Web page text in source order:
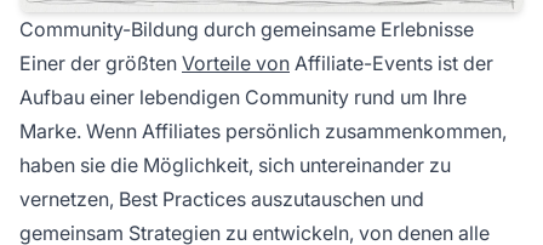
Community-Bildung durch gemeinsame Erlebnisse
Einer der größten Vorteile von Affiliate-Events ist der
Aufbau einer lebendigen Community rund um Ihre
Marke. Wenn Affiliates persönlich zusammenkommen,
haben sie die Möglichkeit, sich untereinander zu
vernetzen, Best Practices auszutauschen und
gemeinsam Strategien zu entwickeln, von denen alle